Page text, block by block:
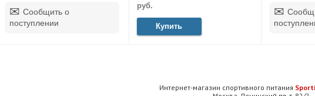
Сообщить о
поступлении
руб.
Купить
Интернет-магазин спортивного питания